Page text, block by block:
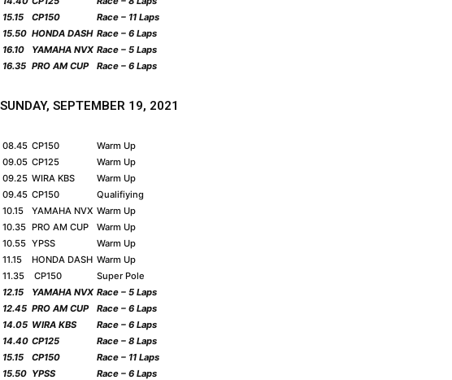
15.15
CP150
Race – 11 Laps
15.50 HONDA DASH Race – 6 Laps
16.10
YAMAHA NVX Race – 5 Laps
16.35 PRO AM CUP Race – 6 Laps
SUNDAY, SEPTEMBER 19, 2021
08.45 CP150
Warm Up
09.05 CP125
Warm Up
09.25 WIRA KBS
Warm Up
09.45 CP150
Qualifiying
10.15
YAMAHA NVX Warm Up
10.35 PRO AM CUP
Warm Up
10.55 YPSS
Warm Up
11.15
HONDA DASH Warm Up
11.35
CP150
Super Pole
12.15
YAMAHA NVX Race – 5 Laps
12.45 PRO AM CUP
Race – 6 Laps
14.05 WIRA KBS
Race – 6 Laps
14.40 CP125
Race – 8 Laps
15.15
CP150
Race – 11 Laps
15.50 YPSS
Race – 6 Laps